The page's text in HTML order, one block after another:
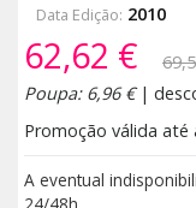
Data Edição: 2010
62,62 €
Poupa: 6,96 €|
Promoção válida até
A eventual